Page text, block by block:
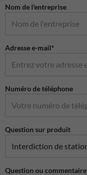
Nom de l'entreprise
Adresse e-mail*
Numéro de téléphone
Question sur produit
Question ou commentaire